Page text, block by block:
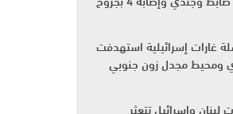
غارات إسرائيلية استهدفت
ومحيط مجدل زون جنوبي
وإسرائيل تتعثر